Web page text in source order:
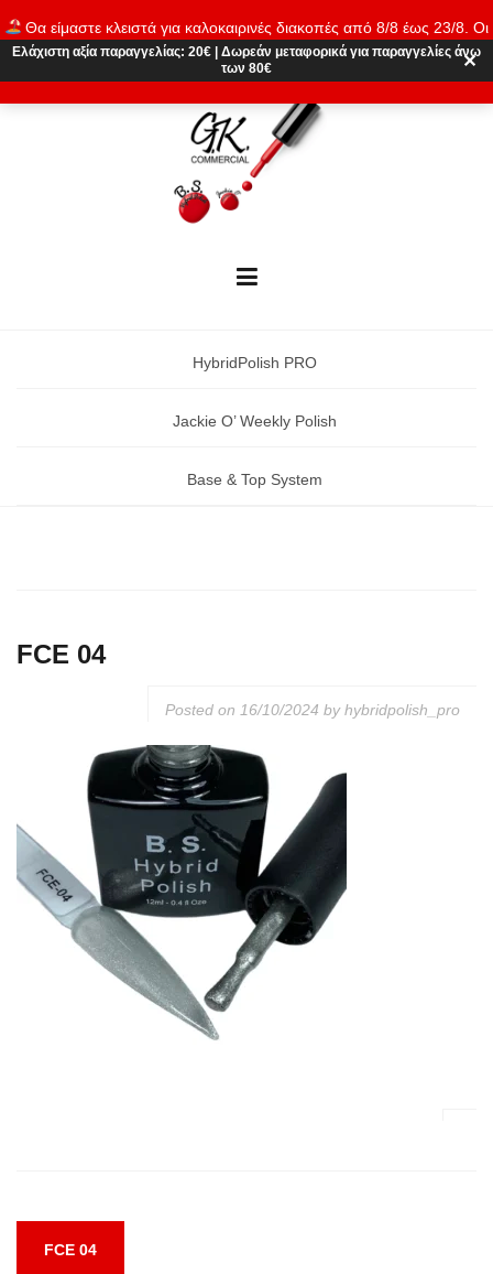
Θα είμαστε κλειστά για καλοκαιρινές διακοπές από 8/8 έως 23/8. Οι
παραγγελίες θα εκτελούνται ξανά από 24/8. Καλό καλοκαίρι!
Απόρριψη
to
content
Ελάχιστη αξία παραγγελίας: 20€ Δωρεάν μεταφορικά για παραγγελίες άνω
των 80€
✕
HybridPolish PRO
Jackie O’ Weekly Polish
Base & Top System
FCE 04
Posted on 16/10/2024 byhybridpolish_pro
άρθρων
FCE 04